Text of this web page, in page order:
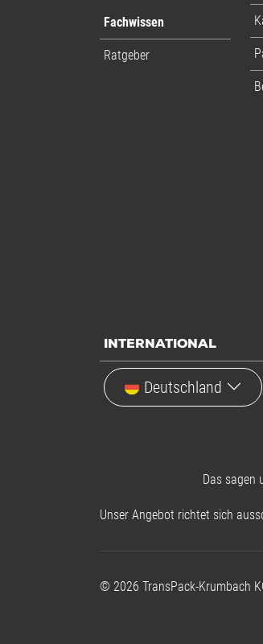
Fachwissen
Ratgeber
INTERNATIONAL
Deutschland
Das sagen
Unser Angebot richtet sich
© 2026 TransPack-Krumbach